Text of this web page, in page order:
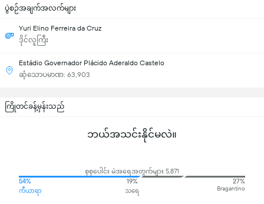
ပွဲစဉ်အချက်အလက်များ
Yuri Elino Ferreira da Cruz
ဒိုင်လူကြီး
Estádio Governador Plácido Aderaldo Castelo
ဆံ့သောပမာဏ: 63,903
ကြိုတင်ခန့်မှန်းသည်
ဘယ်အသင်းနိုင်မလဲ။
စုစုပေါင်း မဲအရေအတွက်များ 5,871
54%
ကီယာရာ
19%
သရေ
27%
Bragantino